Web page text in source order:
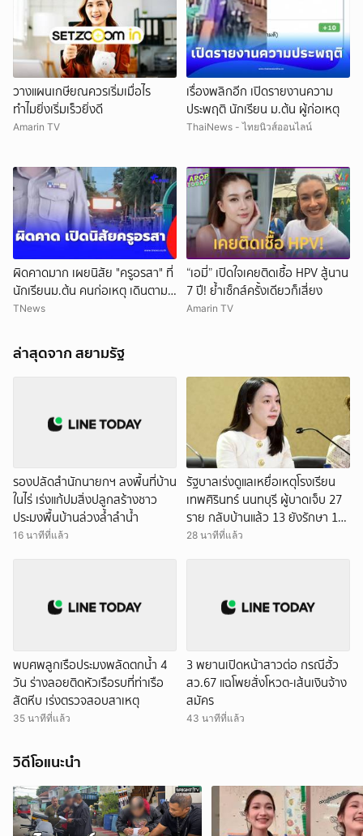
วางแผนเกษียณควรเริ่มเมื่อไร
ทำไมยิ่งเริ่มเร็วยิ่งดี
Amarin TV
เรื่องพลิกอีก เปิดรายงานความ
ประพฤติ นักเรียน ม.ต้น ผู้ก่อเหตุ
ThaiNews - ไทยนิวส์ออนไลน์
ผิดคาดมาก เผยนิสัย "ครูอรสา" ที่
นักเรียนม.ต้น คนก่อเหตุ เดินตาม
หา
TNews
“เอมี่” เปิดใจเคยติดเชื้อ HPV สู้นาน
7 ปี! ย้ำเซ็กส์ครั้งเดียวก็เสี่ยง
Amarin TV
ล่าสุดจาก สยามรัฐ
รองปลัดสำนักนายกฯ ลงพื้นที่บ้าน
ในไร่ เร่งแก้ปมสิ่งปลูกสร้างชาว
ประมงพื้นบ้านล่วงล้ำลำน้ำ
16 นาทีที่แล้ว
รัฐบาลเร่งดูแลเหยื่อเหตุโรงเรียน
เทพศิรินทร์ นนทบุรี ผู้บาดเจ็บ 27
ราย กลับบ้านแล้ว 13 ยังรักษา 14
ราย
28 นาทีที่แล้ว
พบศพลูกเรือประมงพลัดตกน้ำ 4
วัน ร่างลอยติดหัวเรือรบที่ท่าเรือ
สัตหีบ เร่งตรวจสอบสาเหตุ
35 นาทีที่แล้ว
3 พยานเปิดหน้าสาวต่อ กรณีฮั้ว
สว.67 แฉโพยสั่งโหวต-เส้นเงินจ้าง
สมัคร
43 นาทีที่แล้ว
วิดีโอแนะนำ
ยกเลิก